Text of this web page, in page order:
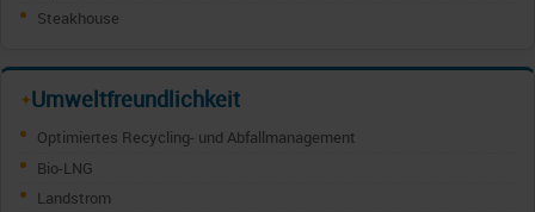
Steakhouse
✦Umweltfreundlichkeit
Optimiertes Recycling- und Abfallmanagement
Bio-LNG
Landstrom